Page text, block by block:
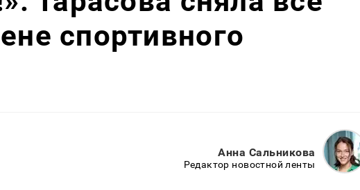
спортивного
Анна Сальникова
Редактор новостной ленты